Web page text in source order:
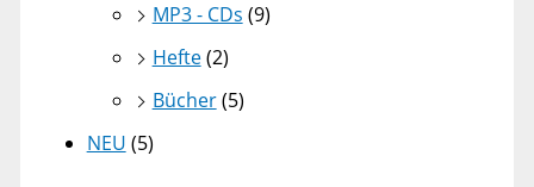
MP3 - CDs (9)
Hefte(2)
Bücher(5)
NEU (5)